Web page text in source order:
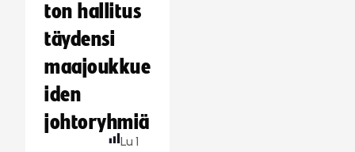
ton hallitus
täydensi
maajoukkue
iden
johtoryhmiä
Lu 1